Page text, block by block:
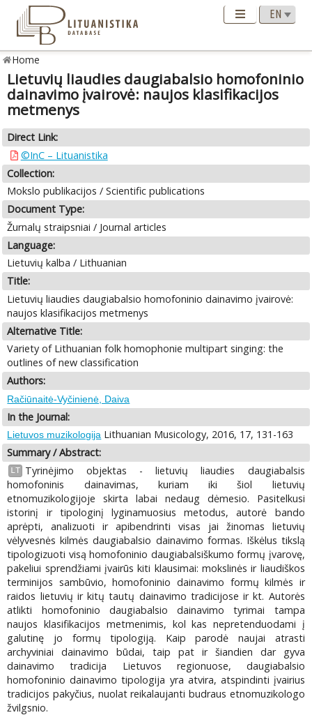
Home
Lietuvių liaudies daugiabalsio homofoninio
dainavimo įvairovė: naujos klasifikacijos
metmenys
Direct Link:
©InC – Lituanistika
Collection:
Mokslo publikacijos / Scientific publications
Document Type:
Žurnalų straipsniai / Journal articles
Language:
Lietuvių kalba / Lithuanian
Title:
Lietuvių liaudies daugiabalsio homofoninio dainavimo įvairovė:
naujos klasifikacijos metmenys
Alternative Title:
Variety of Lithuanian folk homophonie multipart singing: the
outlines of new classification
Authors:
Račiūnaitė-Vyčinienė, Daiva
In the Journal:
Lietuvos muzikologija Lithuanian Musicology, 2016, 17, 131-163
Summary / Abstract:
LT
Tyrinėjimo objektas - lietuvių liaudies daugiabalsis
homofoninis dainavimas, kuriam iki šiol lietuvių
etnomuzikologijoje skirta labai nedaug dėmesio. Pasitelkusi
istorinį ir tipologinį lyginamuosius metodus, autorė bando
aprėpti, analizuoti ir apibendrinti visas jai žinomas lietuvių
vėlyvesnės kilmės daugiabalsio dainavimo formas. Iškėlus tikslą
tipologizuoti visą homofoninio daugiabalsiškumo formų įvarovę,
pakeliui sprendžiami įvairūs kiti klausimai: mokslinės ir liaudiškos
terminijos sambūvio, homofoninio dainavimo formų kilmės ir
raidos lietuvių ir kitų tautų dainavimo tradicijose ir kt. Autorės
atlikti homofoninio daugiabalsio dainavimo tyrimai tampa
naujos klasifikacijos metmenimis, kol kas nepretenduodami į
galutinę jo formų tipologiją. Kaip parodė naujai atrasti
archyviniai dainavimo būdai, taip pat ir šiandien dar gyva
dainavimo tradicija Lietuvos regionuose, daugiabalsio
homofoninio dainavimo tipologija yra atvira, atspindinti įvairius
tradicijos pakyčius, nuolat reikalaujanti budraus etnomuzikologo
žvilgsnio.